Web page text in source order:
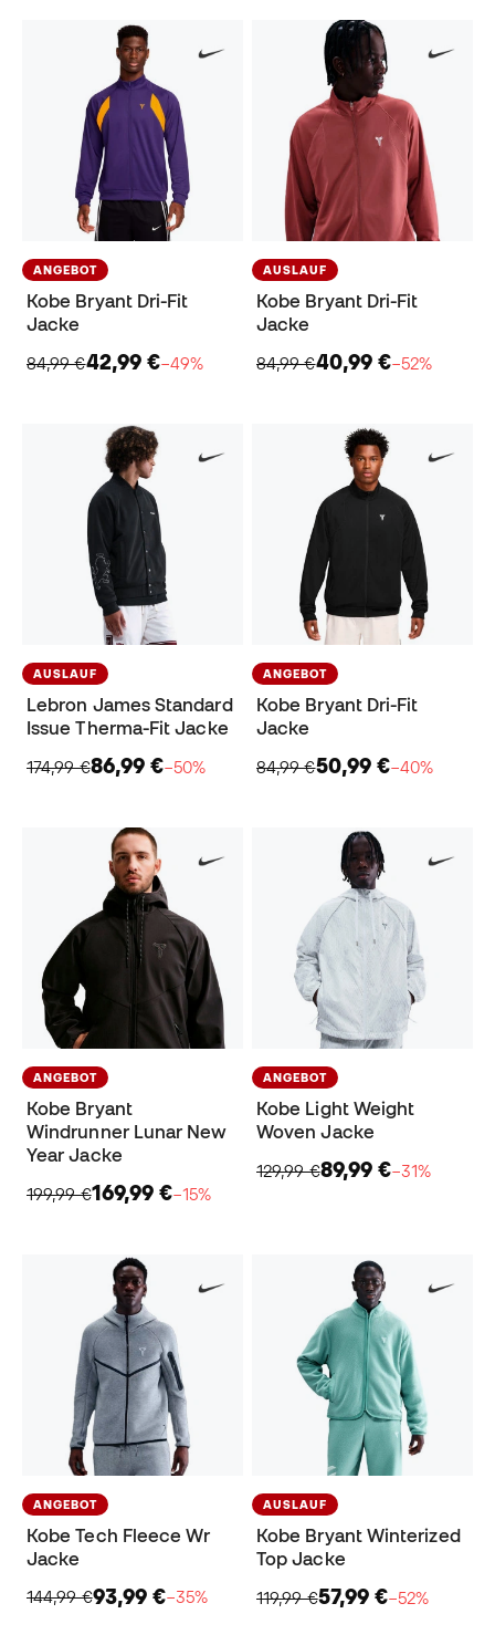
ANGEBOT
Kobe Bryant Dri-Fit
Jacke
84,99 €42,99 €−49%
AUSLAUF
Kobe Bryant Dri-Fit
Jacke
84,99 €40,99 €−52%
AUSLAUF
Lebron James Standard
Issue Therma-Fit Jacke
174,99 €86,99 €−50%
ANGEBOT
Kobe Bryant Dri-Fit
Jacke
84,99 €50,99 €−40%
ANGEBOT
Kobe Bryant
Windrunner Lunar New
Year Jacke
199,99 €169,99 €−15%
ANGEBOT
Kobe Light Weight
Woven Jacke
129,99 €89,99 €−31%
ANGEBOT
Kobe Tech Fleece Wr
Jacke
144,99 €93,99 €−35%
AUSLAUF
Kobe Bryant Winterized
Top Jacke
119,99 €57,99 €−52%